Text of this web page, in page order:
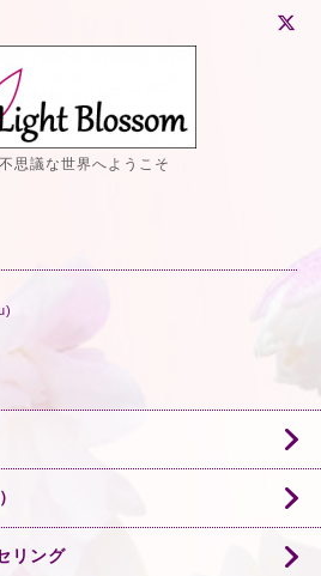
思議な世界へようこそ
リング